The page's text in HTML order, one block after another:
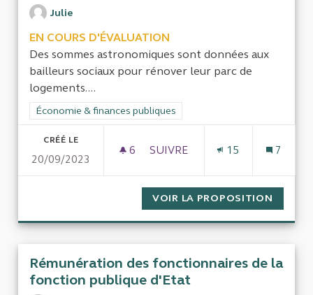
Julie
EN COURS D'ÉVALUATION
Des sommes astronomiques sont données aux
bailleurs sociaux pour rénover leur parc de
logements....
Filtrer les résultats de la catégorie : Économie & finances
Économie & finances publiques
CRÉÉ LE
20/09/2023
6 6 ABONNÉS
SUIVRE
15 7
VOIR LA PROPOSITION
Rémunération des fonctionnaires de la
fonction publique d'Etat